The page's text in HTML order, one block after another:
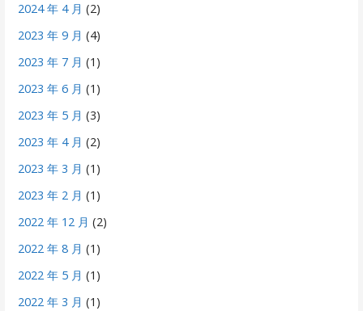
2024 年 4 月 (2)
2023 年 9 月 (4)
2023 年 7 月 (1)
2023 年 6 月 (1)
2023 年 5 月 (3)
2023 年 4 月 (2)
2023 年 3 月 (1)
2023 年 2 月 (1)
2022 年 12 月 (2)
2022 年 8 月 (1)
2022 年 5 月 (1)
2022 年 3 月 (1)